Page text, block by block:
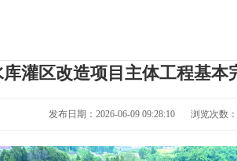
灌区改造项目主体工程基本
发布日期：2026-06-09 09:28:10 浏览次数：